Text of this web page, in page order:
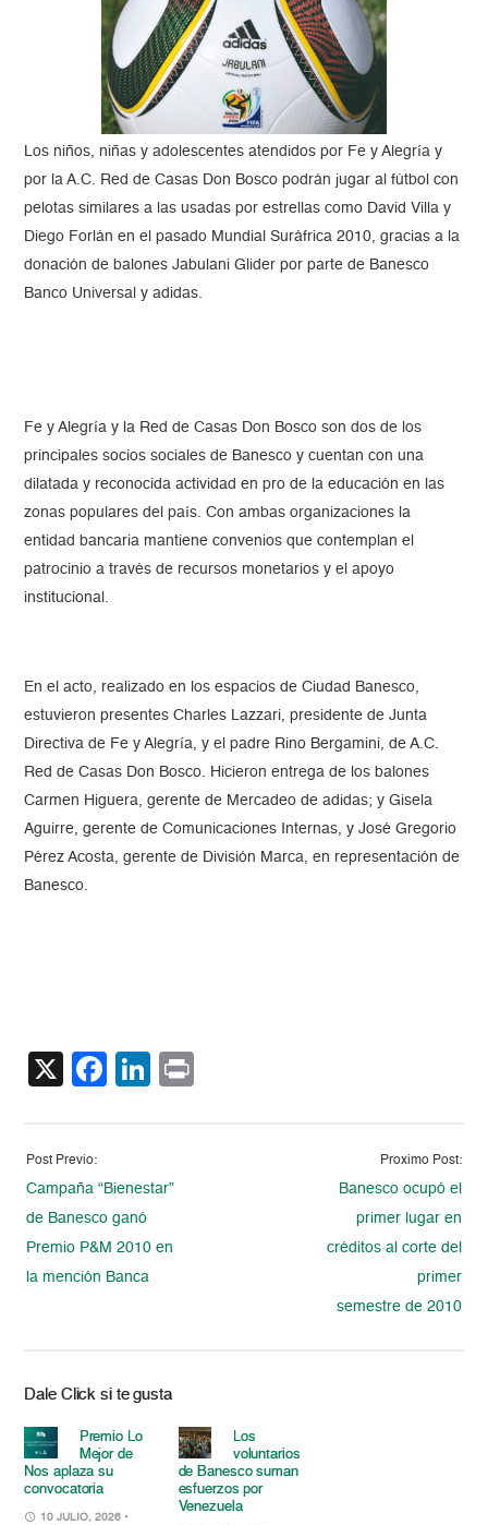
Los niños, niñas y adolescentes atendidos por Fe y Alegría y
por la A.C. Red de Casas Don Bosco podrán jugar al fútbol con
pelotas similares a las usadas por estrellas como David Villa y
Diego Forlán en el pasado Mundial Suráfrica 2010, gracias a la
donación de balones Jabulani Glider por parte de Banesco
Banco Universal y adidas.
Fe y Alegría y la Red de Casas Don Bosco son dos de los
principales socios sociales de Banesco y cuentan con una
dilatada y reconocida actividad en pro de la educación en las
zonas populares del país. Con ambas organizaciones la
entidad bancaria mantiene convenios que contemplan el
patrocinio a través de recursos monetarios y el apoyo
institucional.
En el acto, realizado en los espacios de Ciudad Banesco,
estuvieron presentes Charles Lazzari, presidente de Junta
Directiva de Fe y Alegría, y el padre Rino Bergamini, de A.C.
Red de Casas Don Bosco. Hicieron entrega de los balones
Carmen Higuera, gerente de Mercadeo de adidas; y Gisela
Aguirre, gerente de Comunicaciones Internas, y José Gregorio
Pérez Acosta, gerente de División Marca, en representación de
Banesco.
X Facebook
LinkedIn
Post Previo:
Campaña “Bienestar”
de Banesco ganó
Premio P&M 2010 en
la mención Banca
Proximo Post:
Banesco ocupó el
primer lugar en
créditos al corte del
primer
semestre de 2010
Dale Click si te gusta
Premio Lo
Mejor de
Nos aplaza su
convocatoria
10 JULIO, 2026 •
Los
voluntarios
de Banesco suman
esfuerzos por
Venezuela